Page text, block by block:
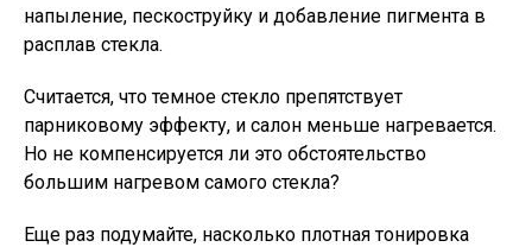
напыление, пескоструйку и добавление пигмента в
расплав стекла.
Считается, что темное стекло препятствует
парниковому эффекту, и салон меньше нагревается.
Но не компенсируется ли это обстоятельство
большим нагревом самого стекла?
Еще раз подумайте, насколько плотная тонировка